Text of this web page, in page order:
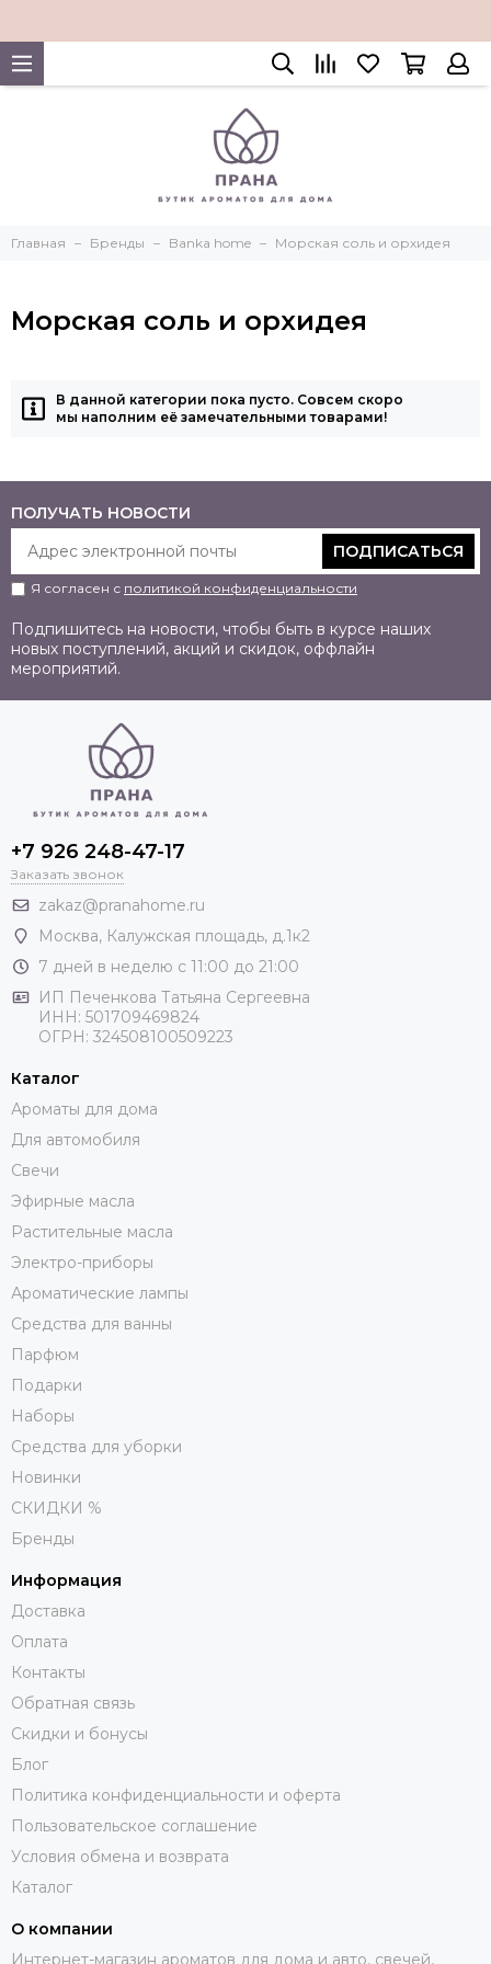
Главная Бренды Banka home Морская соль и орхидея
Морская соль и орхидея
В данной категории пока пусто. Совсем скоро
мы наполним её замечательными товарами!
ПОЛУЧАТЬ НОВОСТИ
ПОДПИСАТЬСЯ
Я согласен с политикой конфиденциальности
Подпишитесь на новости, чтобы быть в курсе наших
новых поступлений, акций и скидок, оффлайн
мероприятий.
+7 926 248-47-17
Заказать звонок
zakaz@pranahome.ru
Москва, Калужская площадь, д.1к2
7 дней в неделю с 11:00 до 21:00
ИП Печенкова Татьяна Сергеевна
ИНН: 501709469824
ОГРН: 324508100509223
Каталог
Ароматы для дома
Для автомобиля
Свечи
Эфирные масла
Растительные масла
Электро-приборы
Ароматические лампы
Средства для ванны
Парфюм
Подарки
Наборы
Средства для уборки
Новинки
СКИДКИ %
Бренды
Информация
Доставка
Оплата
Контакты
Обратная связь
Скидки и бонусы
Блог
Политика конфиденциальности и оферта
Пользовательское соглашение
Условия обмена и возврата
Каталог
О компании
Интернет-магазин ароматов для дома и авто, свечей,